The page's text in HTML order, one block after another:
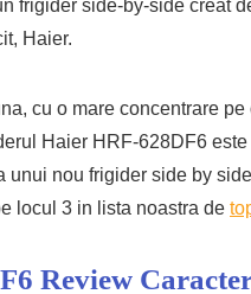
frigider side-by-side creat
Haier.
cu o mare concentrare
Haier HRF-628DF6
unui nou frigider side by
locul 3 in lista noastra de
Review